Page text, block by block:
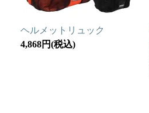
ヘルメットリュック
4,868円(税込)